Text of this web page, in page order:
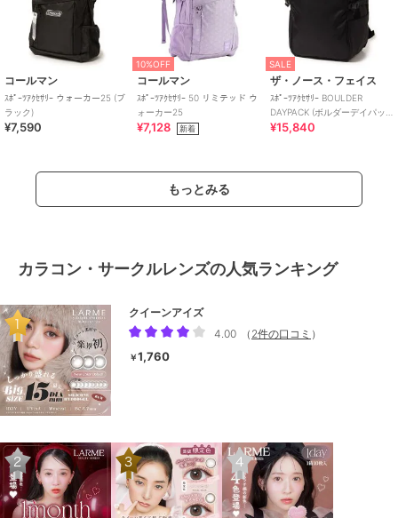
コールマン
ｽﾎﾟｰﾂｱｸｾｻﾘｰ ウォーカー25 (ブ
ラック)
¥7,590
10%OFF
コールマン
ｽﾎﾟｰﾂｱｸｾｻﾘｰ 50 リミテッド ウ
ォーカー25
¥7,128 新着
SALE
ザ・ノース・フェイス
ｽﾎﾟｰﾂｱｸｾｻﾘｰ BOULDER
DAYPACK (ボルダーデイパッ
ク)
¥15,840
もっとみる
カラコン・サークルレンズの人気ランキング
クイーンアイズ
4.00
（ 2件の口コミ ）
￥1,760